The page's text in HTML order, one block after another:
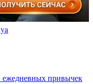
ежедневных привычек